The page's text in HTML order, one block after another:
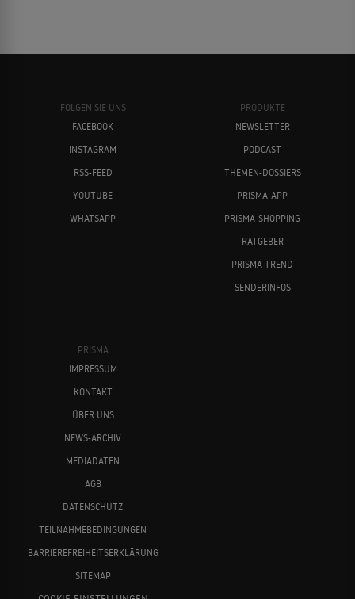
FOLGEN SIE UNS
FACEBOOK
INSTAGRAM
RSS-FEED
YOUTUBE
WHATSAPP
PRODUKTE
NEWSLETTER
PODCAST
THEMEN-DOSSIERS
PRISMA-APP
PRISMA-SHOPPING
RATGEBER
PRISMA TREND
SENDERINFOS
PRISMA
IMPRESSUM
KONTAKT
ÜBER UNS
NEWS-ARCHIV
MEDIADATEN
AGB
DATENSCHUTZ
TEILNAHMEBEDINGUNGEN
BARRIEREFREIHEITSERKLÄRUNG
SITEMAP